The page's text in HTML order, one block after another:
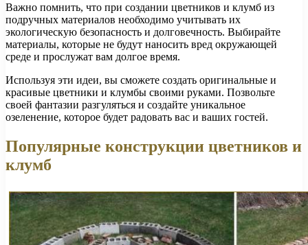
Важно помнить, что при создании цветников и клумб из
подручных материалов необходимо учитывать их
экологическую безопасность и долговечность. Выбирайте
материалы, которые не будут наносить вред окружающей
среде и прослужат вам долгое время.
Используя эти идеи, вы сможете создать оригинальные и
красивые цветники и клумбы своими руками. Позвольте
своей фантазии разгуляться и создайте уникальное
озеленение, которое будет радовать вас и ваших гостей.
Популярные конструкции цветников и
клумб